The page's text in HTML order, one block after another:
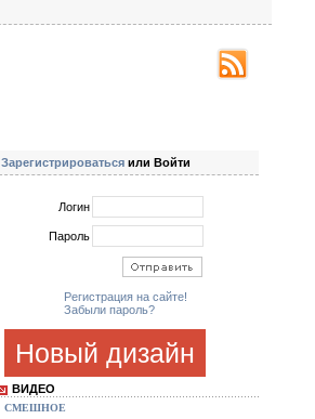
Зарегистрироваться или Войти
Логин
Пароль
Регистрация на сайте!
Забыли пароль?
Новый дизайн
ВИДЕО
СМЕШНОЕ